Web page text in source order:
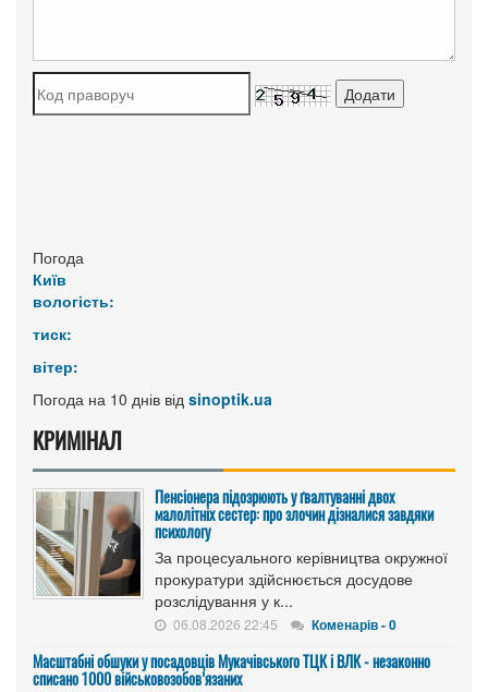
Погода
Київ
вологість:
тиск:
вітер:
Погода на 10 днів від sinoptik.ua
КРИМІНАЛ
Пенсіонера підозрюють у ґвалтуванні двох
малолітніх сестер: про злочин дізналися завдяки
психологу
За процесуального керівництва окружної
прокуратури здійснюється досудове
розслідування у к...
06.08.2026 22:45 Коменарів - 0
Масштабні обшуки у посадовців Мукачівського ТЦК і ВЛК - незаконно
списано 1000 військовозобов’язаних